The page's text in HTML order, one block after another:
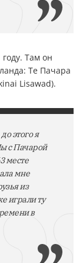
Там он
Те Пачара
Lisawad).
этого я
с Пачарой
месте
мне
из
играли ту
в